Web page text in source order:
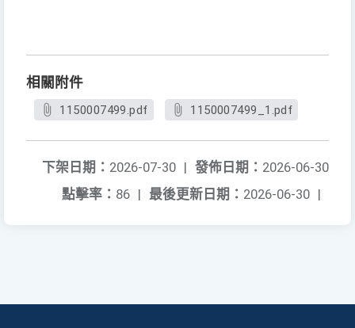
相關附件
1150007499.pdf 1150007499_1.pdf
發佈日期： 2026-06-30
下架日期： 2026-07-30 |
最後更新日期： 2026-06-30 |
點擊率： 86 |